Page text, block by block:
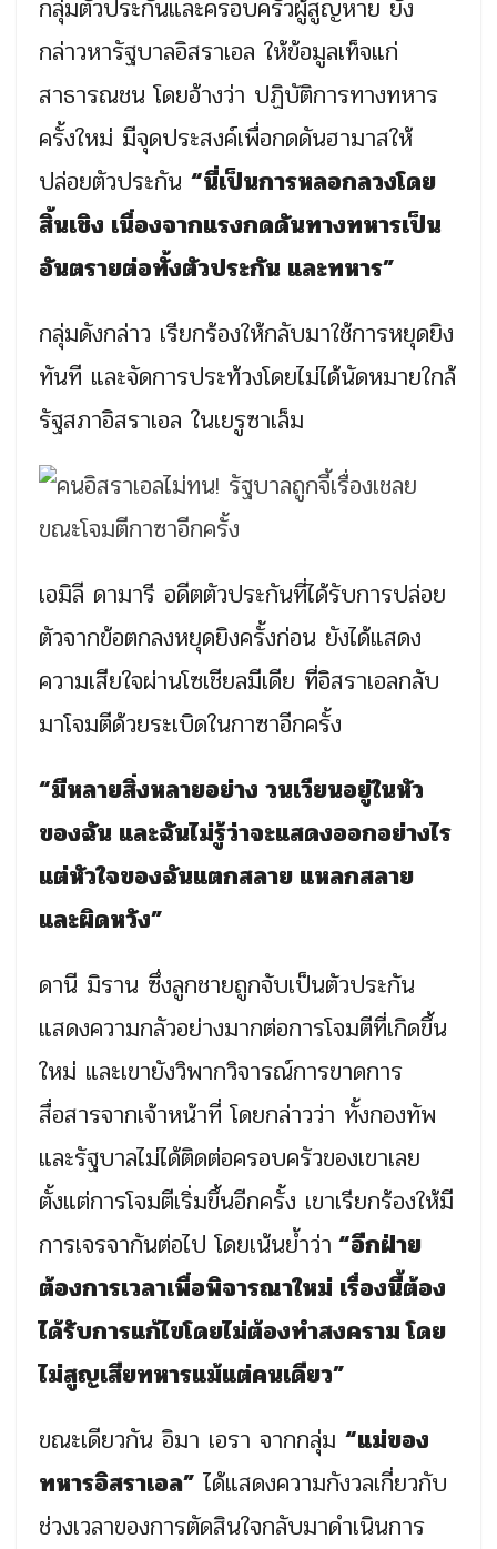
กลุ่มตัวประกันและครอบครัวผู้สูญหาย ยัง
กล่าวหารัฐบาลอิสราเอล ให้ข้อมูลเท็จแก่
สาธารณชน โดยอ้างว่า ปฏิบัติการทางทหาร
ครั้งใหม่ มีจุดประสงค์เพื่อกดดันฮามาสให้
ปล่อยตัวประกัน “นี่เป็นการหลอกลวงโดย
สิ้นเชิง เนื่องจากแรงกดดันทางทหารเป็น
อันตรายต่อทั้งตัวประกัน และทหาร”
กลุ่มดังกล่าว เรียกร้องให้กลับมาใช้การหยุดยิง
ทันที และจัดการประท้วงโดยไม่ได้นัดหมายใกล้
รัฐสภาอิสราเอล ในเยรูซาเล็ม
เอมิลี ดามารี อดีตตัวประกันที่ได้รับการปล่อย
ตัวจากข้อตกลงหยุดยิงครั้งก่อน ยังได้แสดง
ความเสียใจผ่านโซเชียลมีเดีย ที่อิสราเอลกลับ
มาโจมตีด้วยระเบิดในกาซาอีกครั้ง
“มีหลายสิ่งหลายอย่าง วนเวียนอยู่ในหัว
ของฉัน และฉันไม่รู้ว่าจะแสดงออกอย่างไร
แต่หัวใจของฉันแตกสลาย แหลกสลาย
และผิดหวัง”
ดานี มิราน ซึ่งลูกชายถูกจับเป็นตัวประกัน
แสดงความกลัวอย่างมากต่อการโจมตีที่เกิดขึ้น
ใหม่ และเขายังวิพากวิจารณ์การขาดการ
สื่อสารจากเจ้าหน้าที่ โดยกล่าวว่า ทั้งกองทัพ
และรัฐบาลไม่ได้ติดต่อครอบครัวของเขาเลย
ตั้งแต่การโจมตีเริ่มขึ้นอีกครั้ง เขาเรียกร้องให้มี
การเจรจากันต่อไป โดยเน้นย้ำว่า “อีกฝ่าย
ต้องการเวลาเพื่อพิจารณาใหม่ เรื่องนี้ต้อง
ได้รับการแก้ไขโดยไม่ต้องทำสงคราม โดย
ไม่สูญเสียทหารแม้แต่คนเดียว”
ขณะเดียวกัน อิมา เอรา จากกลุ่ม “แม่ของ
ทหารอิสราเอล” ได้แสดงความกังวลเกี่ยวกับ
ช่วงเวลาของการตัดสินใจกลับมาดำเนินการ